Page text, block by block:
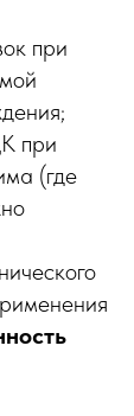
при
при
(где